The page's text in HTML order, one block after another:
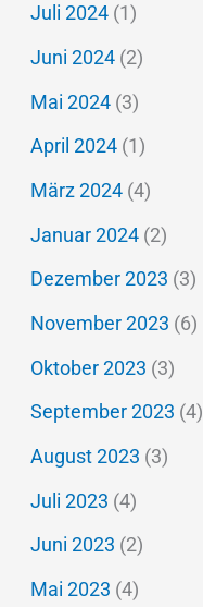
Juli 2024 (1)
Juni 2024 (2)
Mai 2024 (3)
April 2024 (1)
März 2024 (4)
Januar 2024 (2)
Dezember 2023 (3)
November 2023 (6)
Oktober 2023 (3)
September 2023 (4)
August 2023 (3)
Juli 2023 (4)
Juni 2023 (2)
Mai 2023 (4)